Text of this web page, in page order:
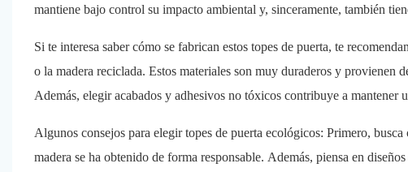
mantiene bajo control su impacto ambiental y, sinceramente, también
Si te interesa saber cómo se fabrican estos topes de puerta, te
o la madera reciclada. Estos materiales son muy duraderos y provienen
Además, elegir acabados y adhesivos no tóxicos contribuye a mantener
Algunos consejos para elegir topes de puerta ecológicos: Primero,
madera se ha obtenido de forma responsable. Además, piensa en